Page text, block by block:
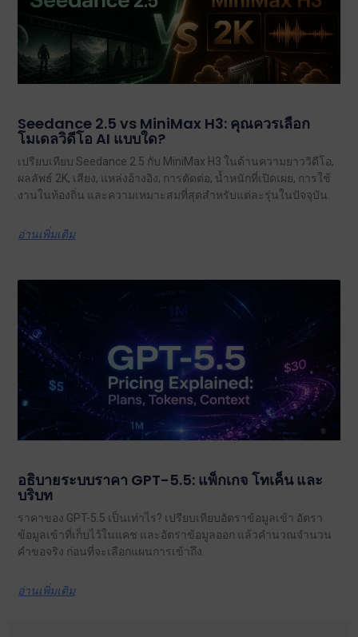
Seedance 2.5 vs MiniMax H3: คุณควรเลือก
โมเดลวิดีโอ AI แบบใด?
เปรียบเทียบ Seedance 2.5 กับ MiniMax H3 ในด้านความยาววิดีโอ,
ผลลัพธ์ 2K, เสียง, แหล่งอ้างอิง, การตัดต่อ, น้ำหนักที่เปิดเผย, การใช้
งานในท้องถิ่น และความเหมาะสมที่สุดสำหรับแต่ละรุ่นในปัจจุบัน.
อ่านเพิ่มเติม
อธิบายระบบราคา GPT-5.5: แพ็กเกจ โทเค็น และ
บริบท
ราคาของ GPT-5.5 เป็นเท่าไร? เปรียบเทียบอัตราข้อมูลเข้า อัตรา
ข้อมูลเข้าที่เก็บไว้ในแคช และอัตราข้อมูลออก แล้วคำนวณจำนวน
คำขอจริง ก่อนที่จะเลือกแผนการเข้าถึง.
อ่านเพิ่มเติม